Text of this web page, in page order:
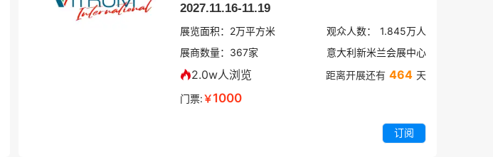
2027.11.16-11.19
展览面积： 2万平方米 观众人数： 1.845万人
展商数量： 367家 意大利新米兰会展中心
2.0w人浏览 距离开展还有 464 天
门票:￥1000
订阅